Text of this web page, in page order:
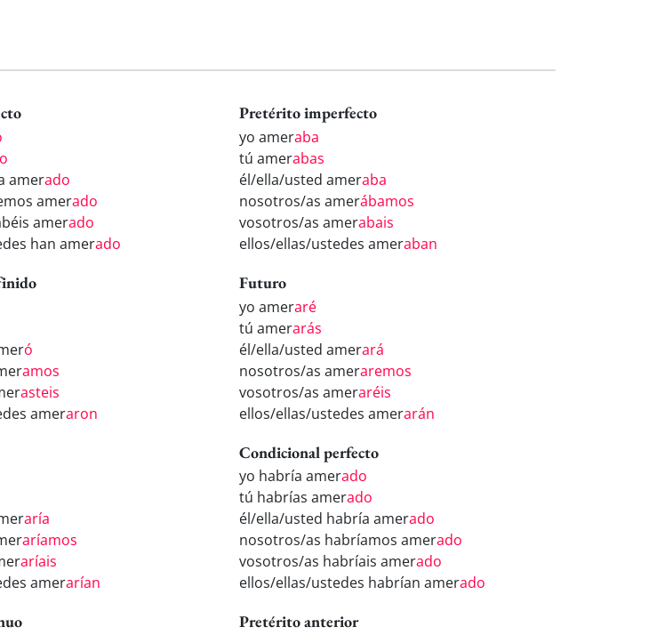
amerado
amerado
amerado
han amerado
Pretérito imperfecto
yo ameraba
tú amerabas
él/ella/usted ameraba
nosotros/as amerábamos
vosotros/as amerabais
ellos/ellas/ustedes ameraban
ó
amos
asteis
ameraron
Futuro
yo ameraré
tú amerarás
él/ella/usted amerará
nosotros/as ameraremos
vosotros/as ameraréis
ellos/ellas/ustedes amerarán
aría
aríamos
aríais
amerarían
Condicional perfecto
yo habría amerado
tú habrías amerado
él/ella/usted habría amerado
nosotros/as habríamos amerado
vosotros/as habríais amerado
ellos/ellas/ustedes habrían amerado
Pretérito anterior